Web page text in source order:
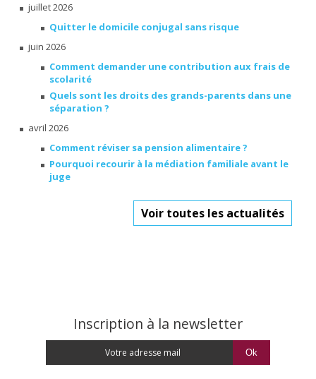
juillet 2026
Quitter le domicile conjugal sans risque
juin 2026
Comment demander une contribution aux frais de
scolarité
Quels sont les droits des grands-parents dans une
séparation ?
avril 2026
Comment réviser sa pension alimentaire ?
Pourquoi recourir à la médiation familiale avant le
juge
Voir toutes les actualités
Inscription à la newsletter